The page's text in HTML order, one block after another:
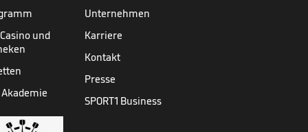
und
Akademie
Unternehmen
Karriere
Kontakt
Presse
SPORT1 Business